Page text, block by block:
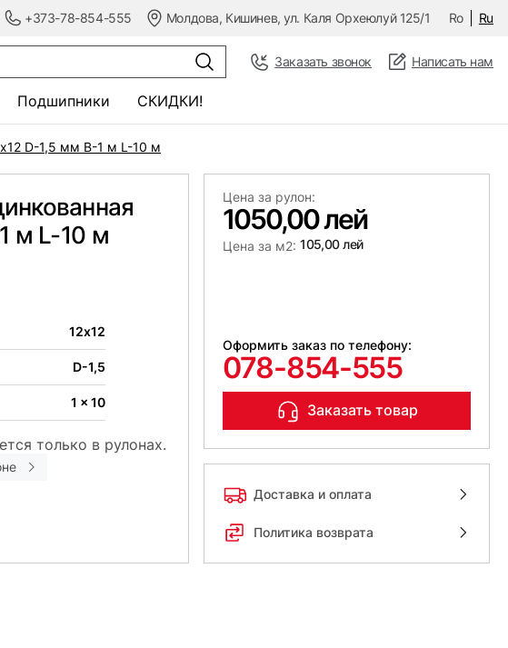
+373-78-854-555 Молдова, Кишинев, ул. Каля Орхеюлуй 125/1 Ro Ru
Заказать звонок Написать нам
Подшипники СКИДКИ!
D-1,5 мм B-1 м L-10 м
м L-10 м
12х12
D-1,5
1 x 10
только в рулонах.
Цена за рулон:
1050,00 лей
Цена за м2: 105,00 лей
Оформить заказ по телефону:
078-854-555
Заказать товар
Доставка и оплата
Политика возврата